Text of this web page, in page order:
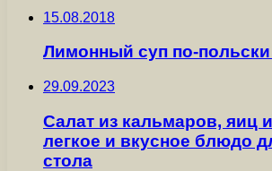
15.08.2018
Лимонный суп по-
29.09.2023
Салат из кальмаров, яиц
легкое и вкусное блюдо
стола